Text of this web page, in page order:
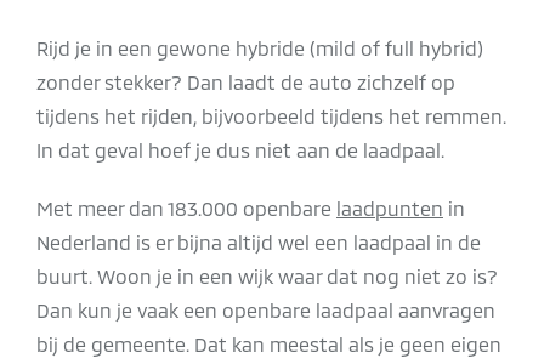
Rijd je in een gewone hybride (mild of full hybrid)
zonder stekker? Dan laadt de auto zichzelf op
tijdens het rijden, bijvoorbeeld tijdens het remmen.
In dat geval hoef je dus niet aan de laadpaal.
Met meer dan 183.000 openbare laadpunten in
Nederland is er bijna altijd wel een laadpaal in de
buurt. Woon je in een wijk waar dat nog niet zo is?
Dan kun je vaak een openbare laadpaal aanvragen
bij de gemeente. Dat kan meestal als je geen eigen